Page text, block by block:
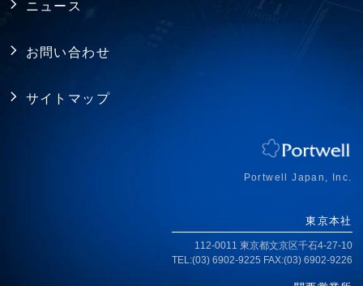
ジャパンプレミアム
ISO認証取得
ニュース
お問い合わせ
サイトマップ
Portwell Japan, Inc.
東京本社
112-0011 東京都文京区千石4-27-10
TEL:(03) 6902-9225 FAX:(03) 6902-9226